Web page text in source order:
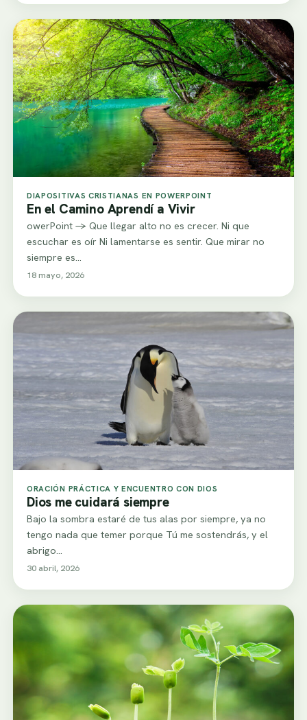
DIAPOSITIVAS CRISTIANAS EN POWERPOINT
En el Camino Aprendí a Vivir
owerPoint -> Que llegar alto no es crecer. Ni que
escuchar es oír Ni lamentarse es sentir. Que mirar no
siempre es…
18 mayo, 2026
ORACIÓN PRÁCTICA Y ENCUENTRO CON DIOS
Dios me cuidará siempre
Bajo la sombra estaré de tus alas por siempre, ya no
tengo nada que temer porque Tú me sostendrás, y el
abrigo…
30 abril, 2026